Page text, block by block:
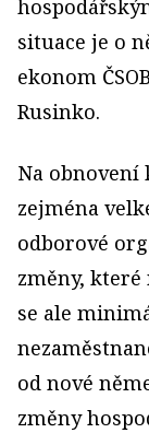
situace je o
ekonom
Rusinko.
Na
zejména
odborové
změny,
se ale
od nové
změny